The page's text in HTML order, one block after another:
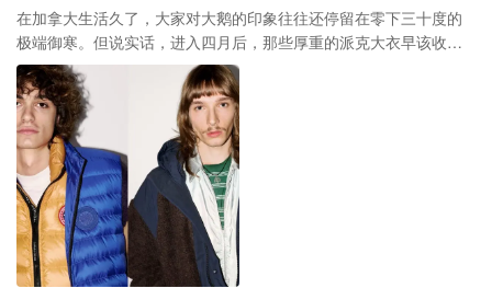
跳的天气对植物和人的免疫力都是不小的考验。 总的来说，接下来
的半个月里，洋葱式穿衣法依然是咱们出行的唯一解。虽然白天的
阳光看起来很灿烂，但早晚温差依然能达到10度以上，太阳一落
山，风里的寒气还是挺扎人的。今年的春天既然注定要走这种“拉锯
战”路线，那咱们就多点耐心，反正2026年大概率会是史上最热的一
年之一，真正的酷暑还在后头等着呢。 ▪️ 春季出行建议 1️⃣ 暂时保留
一件轻薄羽绒服或防风风衣，应对下周的回冷。 2️⃣ 随身携带折叠
伞，今年四月到五月的降雨量预测高于往年平均水平。 3️⃣ 过敏体质
的朋友可以开始准备相关药物了，由于回暖快，今年的花粉季可能
会提前开始。
在加拿大生活久了，大家对大鹅的印象往往还停留在零下三十度的
极端御寒。但说实话，进入四月后，那些厚重的派克大衣早该收起
来了。最近逛了逛刚出的2026春季新款（Chapter 2系列），发现大
鹅在“非羽绒”领域确实越做越明白了，尤其是针对咱们加国这种“上
午阳光明媚，下午妖风大雨”的离谱天气，有几款单品确实值得聊
聊。 先说说这次存在感很强的 Horizon 系列雨衣。很多人觉得花六
七百加币买件雨衣是交智商税，但大鹅自家的 Tri-Durance 硬壳面
料确实有点东西。它不是那种硬邦邦的塑料感，而是带有四向弹力
的。温哥华或者多伦多的雨天出门，最怕那种闷出一身汗的防水
服，这系列透气性做得不错，即便你在赶公交或者带娃遛弯时走快
了，也不会有那种黏糊糊的体感。 如果你更看重日常通勤的百搭
性，我会建议关注一下那个从档案库里复刻回来的 Vault 系列。它的